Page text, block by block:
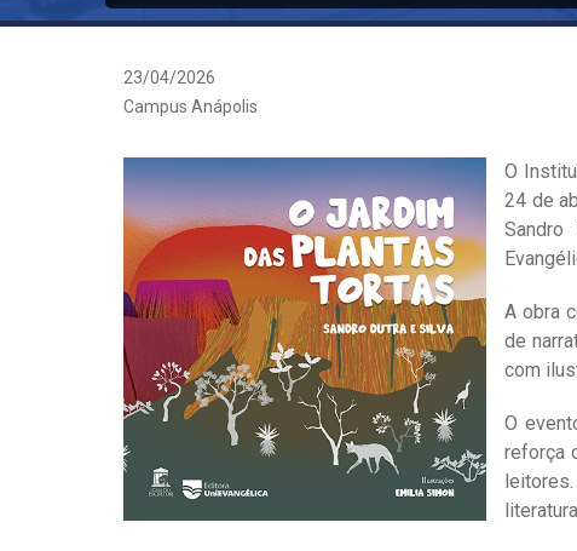
23/04/2026
Campus Anápolis
O
24 de
Sandro
A obra
de
com
O
reforça